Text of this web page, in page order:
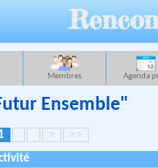
Membres Agenda
Ensemble"
> >>